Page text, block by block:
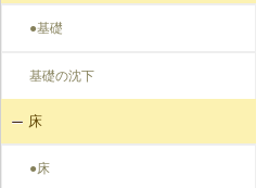
●基礎
基礎の沈下
床
●床